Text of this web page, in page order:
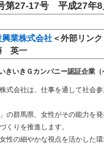
第27-17号 平成27年8
興業株式会社 ＜外部リンク
英一
きいきＧカンパニー認証企業（
式会社は、仕事を通して社会
」の群馬県、女性がその能力を
くりを推進します。
性の細やかな視点を活かした